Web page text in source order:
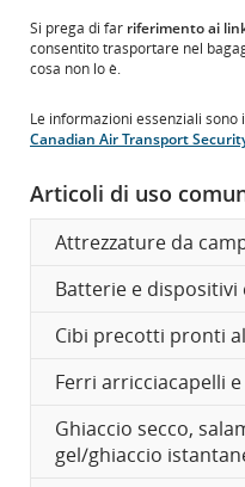
Si prega di far riferimento ai
consentito trasportare nel
cosa non lo è.
Le informazioni essenziali
Canadian Air Transport
Articoli di uso
Attrezzature da
Batterie e
Cibi precotti pronti
Ferri arricciacapelli
Ghiaccio secco,
gel/ghiaccio